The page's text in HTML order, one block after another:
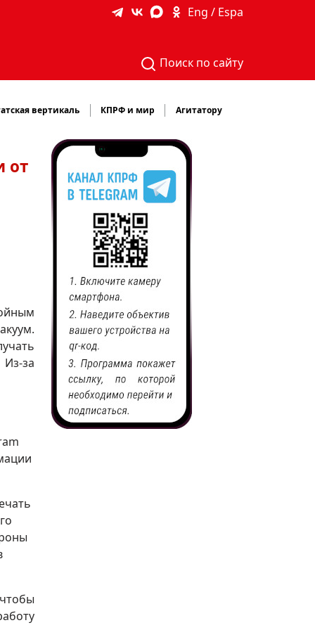
Eng / Espa
Поиск по сайту
вертикаль КПРФ и мир Агитатору
от
за